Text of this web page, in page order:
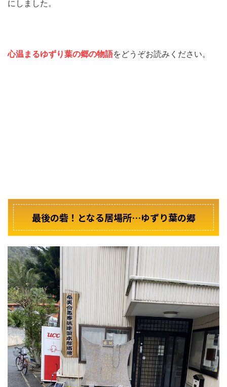
にしました。
心温まるゆずり葉の郷の物語をどうぞお読みください。
最後の砦！となる居場所…ゆずり葉の郷